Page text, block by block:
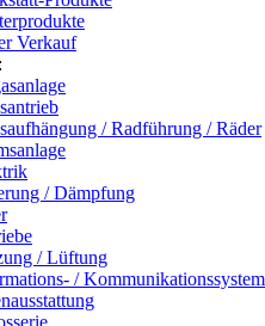
Verkauf
/ Radführung / Räder
/ Dämpfung
/ Lüftung
/